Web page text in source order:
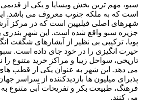
سبو، مهم ترین بخش ویسایا و یکی از قدیمی
است که به ملکه‌ جنوب معروف می باشد.
شهرهای اصلی فیلیپین است که در مرکز
جزیره سبو واقع شده است. این شهر بندری
پویا، ترکیبی بی‌ نظیر از آبشارهای شگفت
حیرت انگیزی را در خود جای داده است. سبو
تاریخی، سواحل زیبا و مراکز خرید متنوع را
می ‌دهد. این شهر به عنوان یکی از قطب
پذیرای میلیون‌ ها بازدیدکننده از سراسر
فرهنگ، طبیعت بکر و تفریحات آبی متنوع به
می ‌کنند.